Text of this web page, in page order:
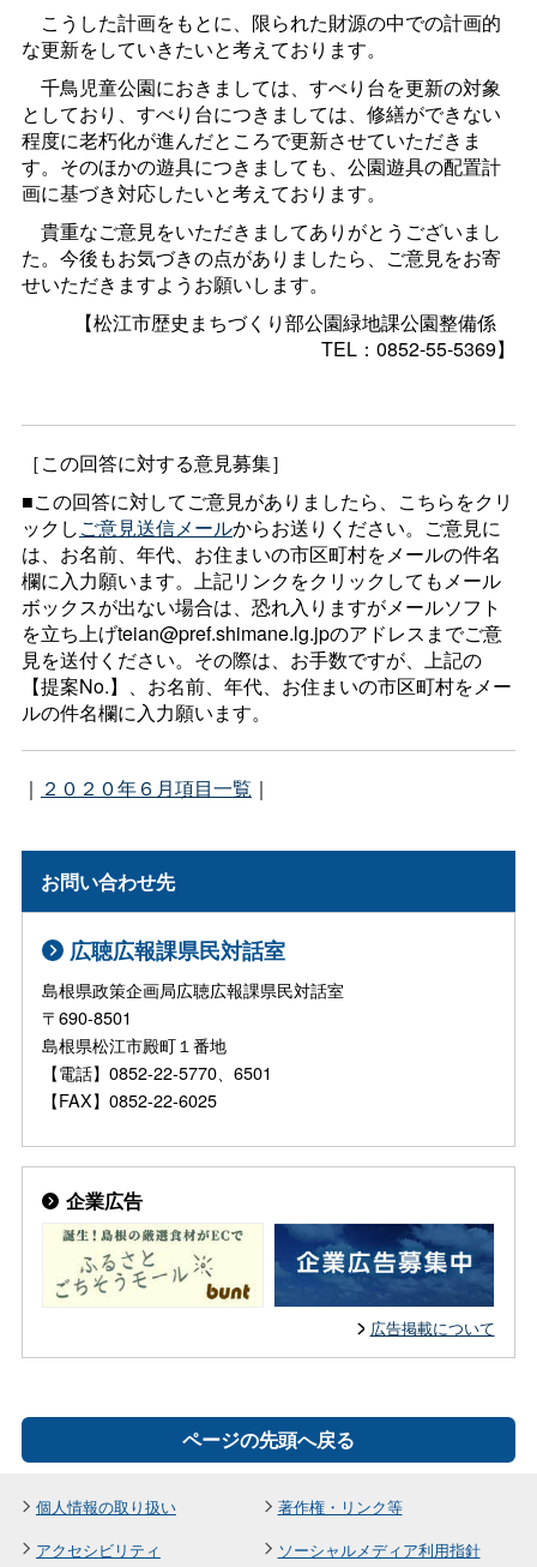
こうした計画をもとに、限られた財源の中での計画的
な更新をしていきたいと考えております。
千鳥児童公園におきましては、すべり台を更新の対象
としており、すべり台につきましては、修繕ができない
程度に老朽化が進んだところで更新させていただきま
す。そのほかの遊具につきましても、公園遊具の配置計
画に基づき対応したいと考えております。
貴重なご意見をいただきましてありがとうございまし
た。今後もお気づきの点がありましたら、ご意見をお寄
せいただきますようお願いします。
【松江市歴史まちづくり部公園緑地課公園整備係
TEL：0852-55-5369】
［この回答に対する意見募集］
■この回答に対してご意見がありましたら、こちらをクリ
ックしご意見送信メールからお送りください。ご意見に
は、お名前、年代、お住まいの市区町村をメールの件名
欄に入力願います。上記リンクをクリックしてもメール
ボックスが出ない場合は、恐れ入りますがメールソフト
を立ち上げteian@pref.shimane.lg.jpのアドレスまでご意
見を送付ください。その際は、お手数ですが、上記の
【提案No.】、お名前、年代、お住まいの市区町村をメー
ルの件名欄に入力願います。
｜ ２０２０年６月項目一覧 ｜
お問い合わせ先
広聴広報課県民対話室
島根県政策企画局広聴広報課県民対話室
〒690-8501
島根県松江市殿町１番地
【電話】0852-22-5770、6501
【FAX】0852-22-6025
企業広告
広告掲載について
ページの先頭へ戻る
個人情報の取り扱い
著作権・リンク等
アクセシビリティ
ソーシャルメディア利用指針